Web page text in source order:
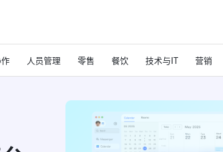
人员管理 零售 餐饮 技术与IT 营销